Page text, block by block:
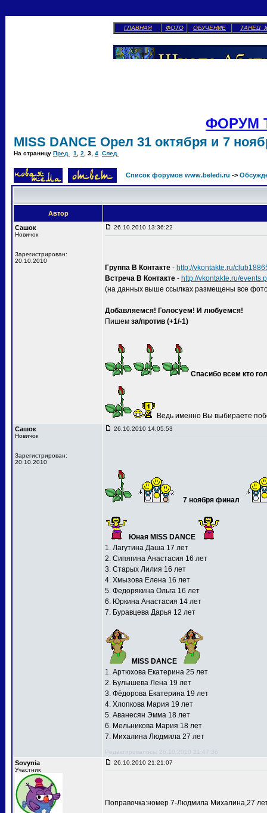
ГЛАВНАЯ ФОТО ОБУЧЕНИЕ ТАНЕЦ
ФОРУМ
MISS DANCE Орел 31 октября и 7
На страницу Пред. 1 2 3 4 След.
Список форумов www.beledi.ru ->
Автор
Сашок
Новичок
Зарегистрирован:
20.10.2010
26.10.2010 13:36:22
Группа В Контакте - http://vkontakte.ru/
Встреча В Контакте - http://vkontakte.ru/
(на данных выше ссылках размещены все
Добавляемся! Голосуем! И любуемся!
Пишем за/против (+1/-1)
Спасибо всем кто
Ведь именно Вы выбираете
Сашок
Новичок
Зарегистрирован:
20.10.2010
26.10.2010 14:05:53
7 ноября финал
Юная MISS DANCE
1. Лагутина Даша 17 лет
2. Сипягина Анастасия 16 лет
3. Старых Лилия 16 лет
4. Хмызова Елена 16 лет
5. Федорякина Ольга 16 лет
6. Юркина Анастасия 14 лет
7. Буравцева Дарья 12 лет
MISS DANCE
1. Артюхова Екатерина 25 лет
2. Булышева Лена 19 лет
3. Фёдорова Екатерина 19 лет
4. Хлопкова Мария 19 лет
5. Аванесян Эмма 18 лет
6. Мельникова Мария 18 лет
7. Михалина Людмила 27 лет
Редактировалось: 26.10.2010 21:47:36
Sovynia
Участник
26.10.2010 21:21:07
Поправочка:номер 7-Людмила Михалина,27